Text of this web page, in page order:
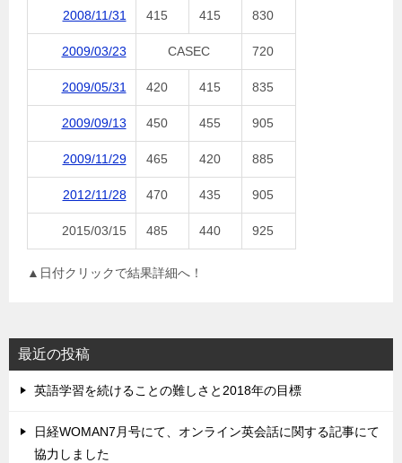
2008/11/31 415 415 830
2009/03/23 CASEC 720
2009/05/31 420 415 835
2009/09/13 450 455 905
2009/11/29 465 420 885
2012/11/28 470 435 905
2015/03/15 485 440 925
▲日付クリックで結果詳細へ！
最近の投稿
英語学習を続けることの難しさと2018年の目標
日経WOMAN7月号にて、オンライン英会話に関する記事にて
協力しました